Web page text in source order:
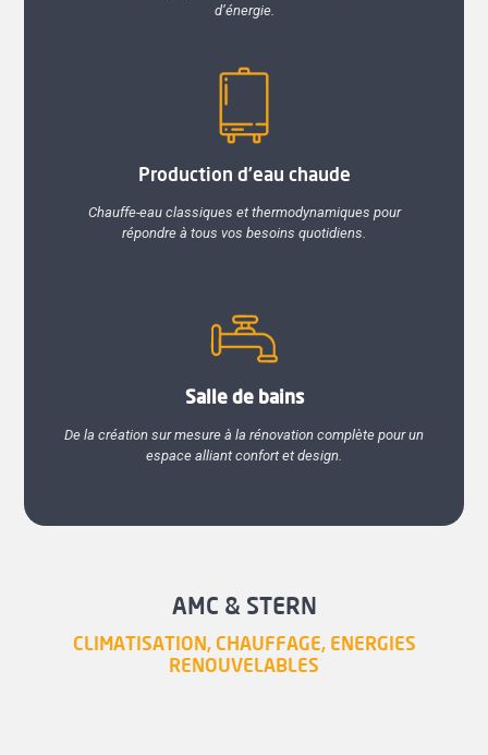
d’énergie.
Production d’eau chaude
Chauffe-eau classiques et thermodynamiques pour
répondre à tous vos besoins quotidiens.
Salle de bains
De la création sur mesure à la rénovation complète pour un
espace alliant confort et design.
AMC & STERN
CLIMATISATION, CHAUFFAGE, ENERGIES
RENOUVELABLES